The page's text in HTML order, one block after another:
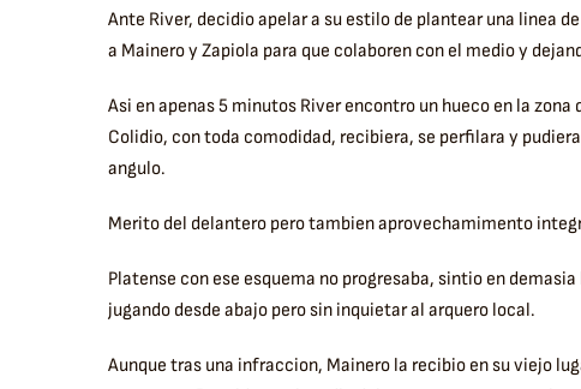
Ante River, decidio apelar a su estilo de plantear una linea
a Mainero y Zapiola para que colaboren con el medio y
Asi en apenas 5 minutos River encontro un hueco en la zona
Colidio, con toda comodidad, recibiera, se perfilara y
angulo.
Merito del delantero pero tambien aprovechamimento
Platense con ese esquema no progresaba, sintio en
jugando desde abajo pero sin inquietar al arquero local.
Aunque tras una infraccion, Mainero la recibio en su viejo